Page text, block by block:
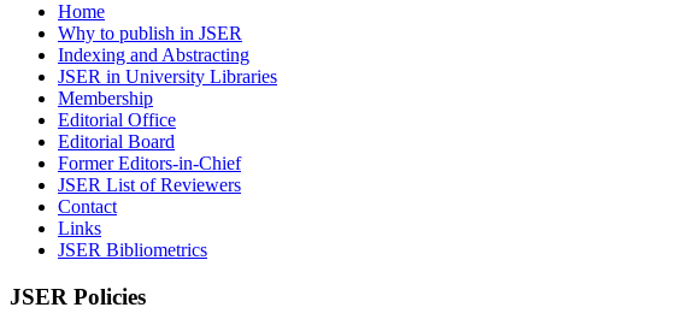
Home
Why to publish in JSER
Indexing and Abstracting
JSER in University Libraries
Membership
Editorial Office
Editorial Board
Former Editors-in-Chief
JSER List of Reviewers
Contact
Links
JSER Bibliometrics
JSER Policies